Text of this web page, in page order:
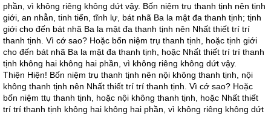
phần, vì không riêng không dứt vậy. Bốn niệm trụ thanh tịnh nên tịnh
giới, an nhẫn, tinh tiến, tĩnh lự, bát nhã Ba la mật đa thanh tịnh; tịnh
giới cho đến bát nhã Ba la mật đa thanh tịnh nên Nhất thiết trí trí
thanh tịnh. Vì cớ sao? Hoặc bốn niệm trụ thanh tịnh, hoặc tịnh giới
cho đến bát nhã Ba la mật đa thanh tịnh, hoặc Nhất thiết trí trí thanh
tịnh không hai không hai phần, vì không riêng không dứt vậy.
Thiện Hiện! Bốn niệm trụ thanh tịnh nên nội không thanh tịnh, nội
không thanh tịnh nên Nhất thiết trí trí thanh tịnh. Vì cớ sao? Hoặc
bốn niệm ttụ thanh tịnh, hoặc nội không thanh tịnh, hoặc Nhất thiết
trí trí thanh tịnh không hai không hai phần, vì không riêng không dứt